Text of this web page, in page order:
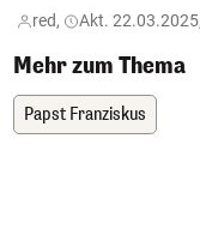
red, Akt.
Mehr zum Thema
Papst Franziskus